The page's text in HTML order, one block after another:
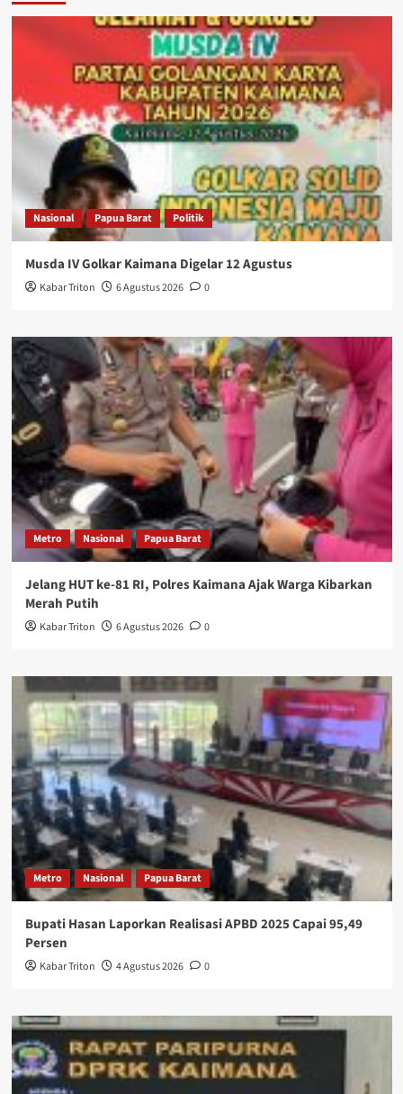
Nasional Papua Barat Politik
Musda IV Golkar Kaimana Digelar 12 Agustus
Kabar Triton 6 Agustus 2026 0
Metro Nasional Papua Barat
Jelang HUT ke-81 RI, Polres Kaimana Ajak Warga Kibarkan
Merah Putih
Kabar Triton 6 Agustus 2026 0
Metro Nasional Papua Barat
Bupati Hasan Laporkan Realisasi APBD 2025 Capai 95,49
Persen
Kabar Triton 4 Agustus 2026 0